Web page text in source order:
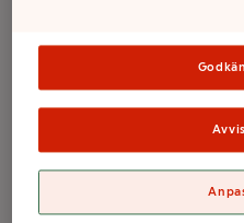
Apple
250ml